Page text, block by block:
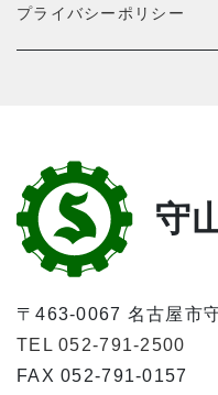
プライバシーポリシー
守
〒463-0067 名古屋市
TEL 052-791-2500
FAX 052-791-0157